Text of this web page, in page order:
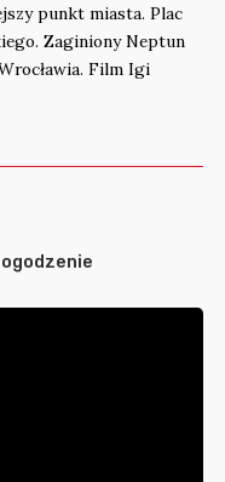
punkt miasta. Plac
Zaginiony Neptun
Film Igi